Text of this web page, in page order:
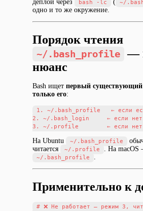
деплой через
bash -lc ( ~/
одно и то же окружение.
Порядок чтения
~/.bash_profile —
нюанс
Bash ищет первый существующий
только его:
1. ~/.bash_profile   ← если
2. ~/.bash_login     ← если
На Ubuntu ~/.bash_profile
читается
~/.profile . На macOS
~/.bash_profile .
Применительно к
# ❌ Не работает — режим 3,